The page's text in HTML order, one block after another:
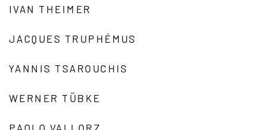
IVAN THEIMER
JACQUES TRUPHÉMUS
YANNIS TSAROUCHIS
WERNER TÜBKE
PAOLO VALLORZ